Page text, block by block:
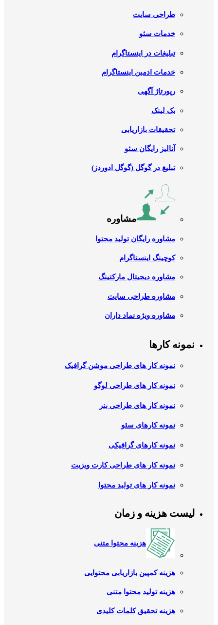
طراحی سایت
خدمات سئو
تبلیغات در اینستاگرام
خدمات ادمین اینستاگرام
رپورتاژ آگهی
بک لینک
تحقیقات بازاریابی
آنالیز رایگان سئو
تبلیغ در گوگل (گوگل ادوردز)
مشاوره
مشاوره رایگان تولید محتوا
کوچینگ اینستاگرام
مشاوره دیجیتال مارکتینگ
مشاوره طراحی سایت
مشاوره ویژه نماد داران
نمونه کارها
نمونه کار های طراحی موشن گرافیک
نمونه کار های طراحی لوگو
نمونه کار های طراحی بنر
نمونه کارهای سئو
نمونه کارهای گرافیکی
نمونه کار های طراحی کارت ویزیت
نمونه کار های تولید محتوا
لیست هزینه و زمان
هزینه محتوا متنی
هزینه کمپین بازاریابی محتوایی
هزینه تولید محتوا متنی
هزینه تحقیق کلمات کلیدی